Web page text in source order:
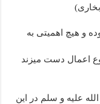
و هیچ اهمیتی به
اعمال دست میزند
علیه و سلم در این